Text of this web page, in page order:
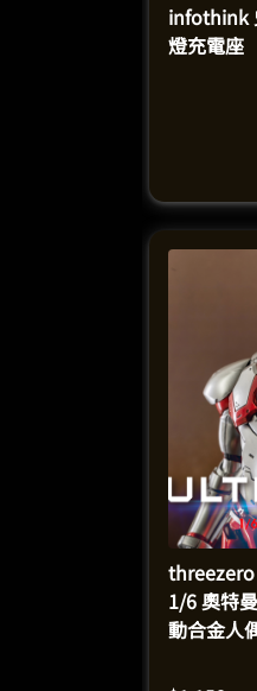
infothink
燈充電座
threezero
1/6 奧特
動合金人